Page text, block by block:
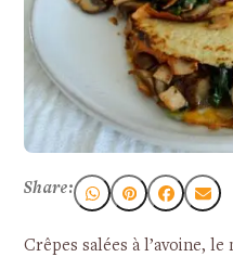
Share:
Crêpes salées à l’avoine,